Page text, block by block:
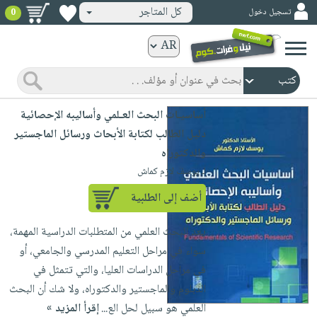
ورقية
المواضيع
صدر
الأكثر
مبيعاً
جوائز
شحن
مخفض
عروض
خاصة
صفحات
مشوقة
كتب
الصفحة
الرئيسية
صدر
حديثاً
الأكثر
مبيعاً
كتب
مجانية
كتب
صوتية
الصفحة
الرئيسية
masmu3
بلا
حدود
أطفال
وناشئة
الصفحةوسائل
تسجيل دخول كل المتاجر 0
أساسيـات البحث العـلمي وأساليبه الإحصائية
دليل الطالب لكتابة الأبحاث ورسائل الماجستير
والدكتوراه
لـ يوسف لازم كماش
أضف إلى الطلبية
يعد البحث العلمي من المتطلبات الدراسية المهمة،
سواء في مراحل التعليم المدرسي والجامعي، أو
في مراحل الدراسات العليا، والتي تتمثل في
الدبلوم والماجستير والدكتوراه، ولا شك أن البحث
العلمي هو سبيل لحل الع...إقرأ المزيد »